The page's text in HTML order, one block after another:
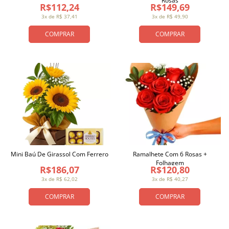
COMPRAR
3x de R$ 37,41
R$112,24
COMPRAR
3x de R$ 49,90
R$149,69
COMPRAR
3x de R$ 62,02
R$186,07
Mini Baú De Girassol Com Ferrero
COMPRAR
3x de R$ 40,27
R$120,80
Ramalhete Com 6 Rosas +
Folhagem